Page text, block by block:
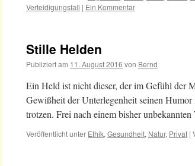
Verteidigungsfall | Ein Kommentar
Stille Helden
Publiziert am 11. August 2016 von Bernd
Ein Held ist nicht dieser, der im Gefühl der
Gewißheit der Unterlegenheit seinen
trotzen. Frei nach einem bisher
Veröffentlicht unter Ethik, Gesundheit, Natur, Privat |